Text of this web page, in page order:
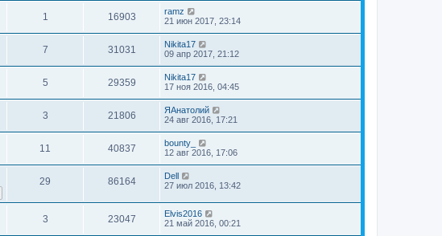
1 16903
ramz
21 июн 2017, 23:14
7 31031
Nikita17
09 апр 2017, 21:12
5 29359
Nikita17
17 ноя 2016, 04:45
3 21806
ЯАнатолий
24 авг 2016, 17:21
11 40837
bounty_
12 авг 2016, 17:06
29 86164
Dell
27 июл 2016, 13:42
3 23047
Elvis2016
21 май 2016, 00:21